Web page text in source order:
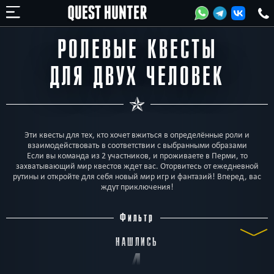
РОЛЕВЫЕ КВЕСТЫ
ДЛЯ ДВУХ ЧЕЛОВЕК
Эти квесты для тех, кто хочет вжиться в определённые роли и
взаимодействовать в соответствии с выбранными образами
Если вы команда из 2 участников, и проживаете в Перми, то
захватывающий мир квестов ждет вас. Оторвитесь от ежедневной
рутины и откройте для себя новый мир игр и фантазий! Вперед, вас
ждут приключения!
Фильтр
НАШЛИСЬ
4